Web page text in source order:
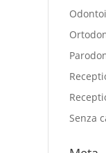
Senza